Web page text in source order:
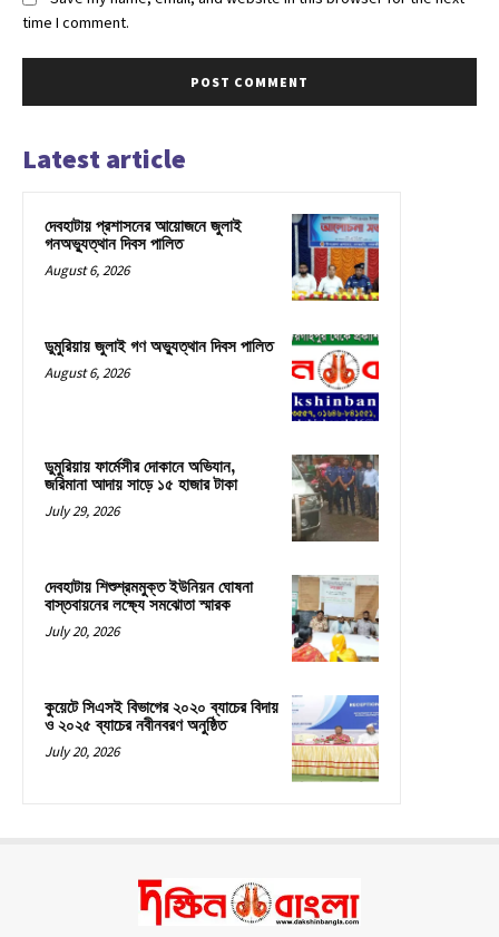
time I comment.
Latest article
দেবহাটায় প্রশাসনের আয়োজনে জুলাই
গনঅভ্যুত্থান দিবস পালিত
August 6, 2026
ডুমুরিয়ায় জুলাই গণ অভ্যুত্থান দিবস পালিত
August 6, 2026
ডুমুরিয়ায় ফার্মেসীর দোকানে অভিযান,
জরিমানা আদায় সাড়ে ১৫ হাজার টাকা
July 29, 2026
দেবহাটায় শিশুশ্রমমুক্ত ইউনিয়ন ঘোষনা
বাস্তবায়নের লক্ষ্যে সমঝোতা স্মারক
July 20, 2026
কুয়েটে সিএসই বিভাগের ২০২০ ব্যাচের বিদায়
ও ২০২৫ ব্যাচের নবীনবরণ অনুষ্ঠিত
July 20, 2026